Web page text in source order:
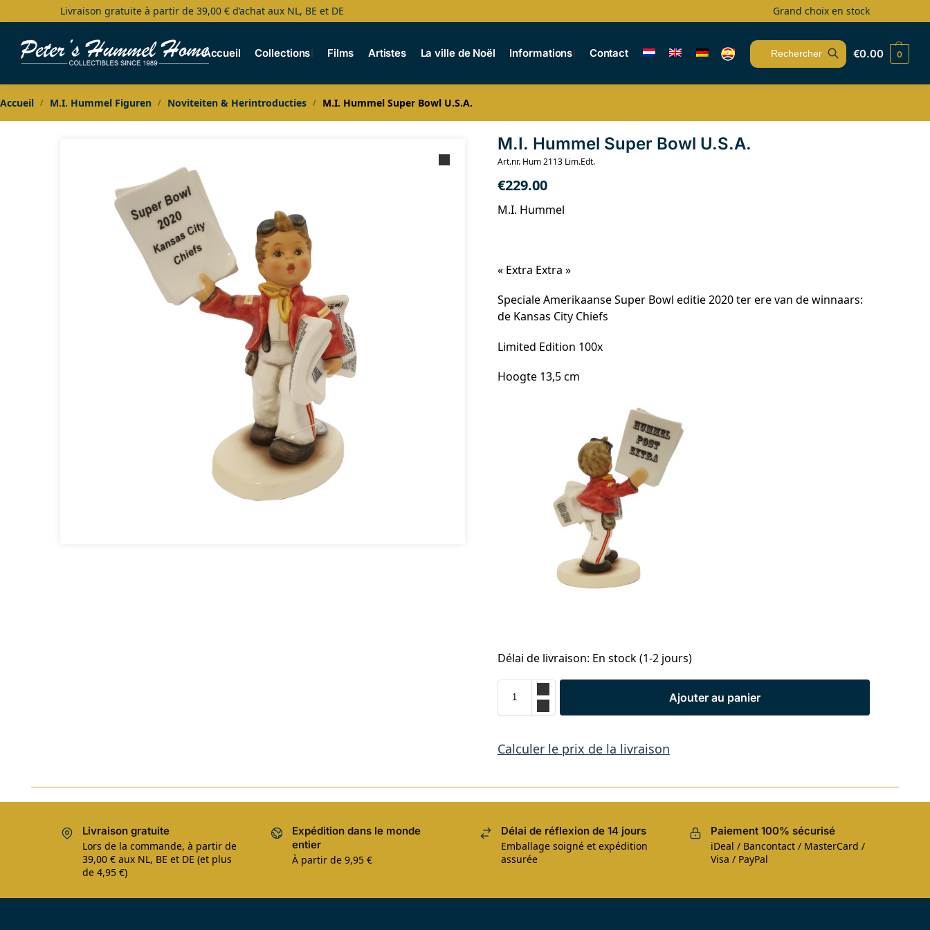
Livraison gratuite à partir de 39,00 € d’achat aux NL, BE et DE Grand choix en stock
Accueil Collections Films Artistes La ville de Noël Informations Contact
Search
€0.00 0
Accueil / M.I. Hummel Figuren / Noviteiten & Herintroducties / M.I. Hummel Super Bowl U.S.A.
M.I. Hummel Super Bowl U.S.A.
Art.nr. Hum 2113 Lim.Edt.
€229.00
M.I. Hummel
« Extra Extra »
Speciale Amerikaanse Super Bowl editie 2020 ter ere van de winnaars:
de Kansas City Chiefs
Limited Edition 100x
Hoogte 13,5 cm
Délai de livraison: En stock (1-2 jours)
Ajouter au panier
Calculer le prix de la livraison
Livraison gratuite
Lors de la commande, à partir de
39,00 € aux NL, BE et DE (et plus
de 4,95 €)
Expédition dans le monde
entier
À partir de 9,95 €
Délai de réflexion de 14 jours
Emballage soigné et expédition
assurée
Paiement 100% sécurisé
iDeal / Bancontact / MasterCard /
Visa / PayPal